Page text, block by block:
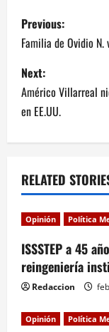
P
o
s
t
n
a
v
i
g
a
t
Previous:
Familia de Ovidio
Next:
Américo Villarreal
en EE.UU.
RELATED
Opinión Política
ISSSTEP a 45
reingeniería
Redaccion
Opinión Política